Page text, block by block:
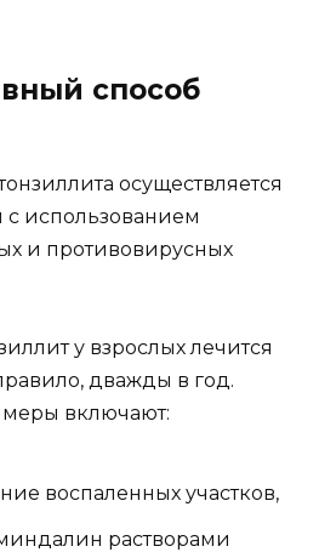
способ
осуществляется
использованием
и противовирусных
у взрослых лечится
дважды в год.
включают:
воспаленных участков,
растворами